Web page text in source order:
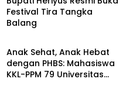
Festival Tira Tangka
Balang
Berita
Anak Sehat, Anak Hebat
dengan PHBS: Mahasiswa
KKL-PPM 79 Universitas